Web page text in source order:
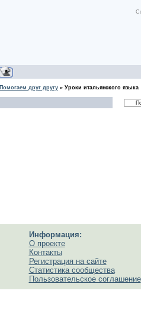
Помогаем друг другу» Уроки итальянского языка
Информация:
О проекте
Контакты
Регистрация на сайте
Статистика сообщества
Пользовательское соглашение